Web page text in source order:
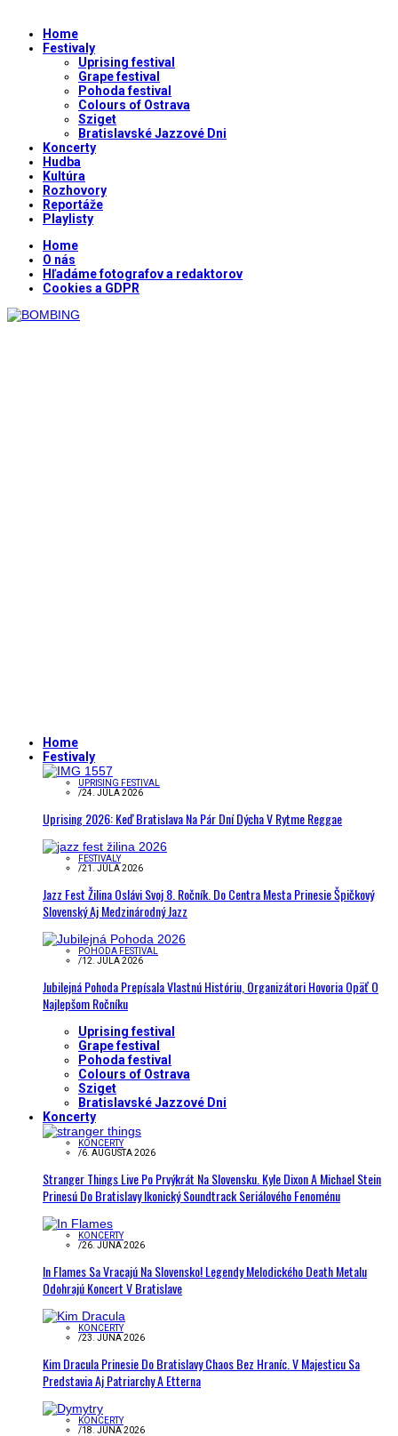
Home
Festivaly
Uprising festival
Grape festival
Pohoda festival
Colours of Ostrava
Sziget
Bratislavské Jazzové Dni
Koncerty
Hudba
Kultúra
Rozhovory
Reportáže
Playlisty
Home
O nás
Hľadáme fotografov a redaktorov
Cookies a GDPR
Home
Festivaly
UPRISING FESTIVAL
/24. JÚLA 2026
Uprising 2026: Keď Bratislava Na Pár Dní Dýcha V Rytme Reggae
FESTIVALY
/21. JÚLA 2026
Jazz Fest Žilina Oslávi Svoj 8. Ročník. Do Centra Mesta Prinesie Špičkový
Slovenský Aj Medzinárodný Jazz
POHODA FESTIVAL
/12. JÚLA 2026
Jubilejná Pohoda Prepísala Vlastnú Históriu, Organizátori Hovoria Opäť O
Najlepšom Ročníku
Uprising festival
Grape festival
Pohoda festival
Colours of Ostrava
Sziget
Bratislavské Jazzové Dni
Koncerty
KONCERTY
/6. AUGUSTA 2026
Stranger Things Live Po Prvýkrát Na Slovensku. Kyle Dixon A Michael Stein
Prinesú Do Bratislavy Ikonický Soundtrack Seriálového Fenoménu
KONCERTY
/26. JÚNA 2026
In Flames Sa Vracajú Na Slovensko! Legendy Melodického Death Metalu
Odohrajú Koncert V Bratislave
KONCERTY
/23. JÚNA 2026
Kim Dracula Prinesie Do Bratislavy Chaos Bez Hraníc. V Majesticu Sa
Predstavia Aj Patriarchy A Etterna
KONCERTY
/18. JÚNA 2026